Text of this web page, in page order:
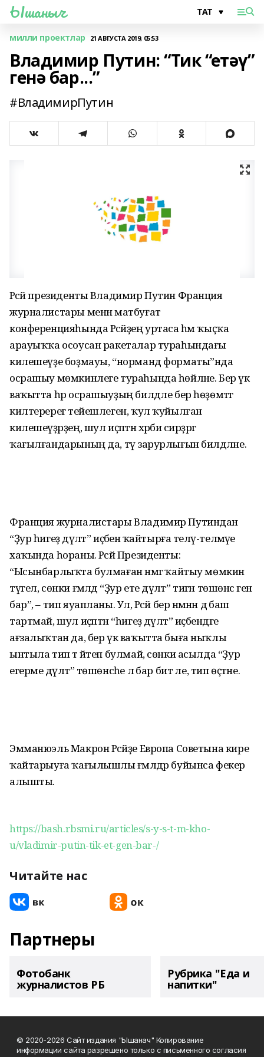
Ышаныч
милли проектлар 21 АВГУСТА 2019, 05:53
Владимир Путин: “Тик “етәү”
генә бар...”
#ВладимирПутин
Рәсәй президенты Владимир Путин Франция
журналистары менән матбуғат
конференцияһында Рәсәйҙең уртаса һәм ҡыҫҡа
арауыҡҡа осоусан ракеталар тураһындағы
килешеүҙе боҙмауы, “норманд форматы”нда
осрашыу мөмкинлеге тураһында һөйләне. Бер үк
ваҡытта һәр осрашыуҙың билдәле бер һөҙөмтәгә
килтеререгә тейешлеген, ҡул ҡуйылған
килешеүҙәрҙең, шул иҫәптән хәрби әсирҙәргә
ҡағылғандарының да, тәү зарурлығын билдәләне.
Франция журналистары Владимир Путиндан
“Ҙур һигеҙ дәүләт” иҫәбенә ҡайтырға теләү-теләмәүе
хаҡында һораны. Рәсәй Президенты:
“Ысынбарлыҡта булмаған нәмәгә ҡайтыу мөмкин
түгел, сөнки ғәмәлдә “Ҙур ете дәүләт” тигән төшөнсә генә
бар”, – тип яуапланы. Ул, Рәсәй бер нәмәнән дә баш
тартмай, шул иҫәптән “һигеҙ дәүләт” иҫәбендәге
ағзалыҡтан да, бер үк ваҡытта быға ныҡлы
ынтыла тип тә әйтеп булмай, сөнки асылда “Ҙур
егерме дәүләт” төшөнсәһе лә бар бит әле, тип өҫтәне.
Эмманюэль Макрон Рәсәйҙе Европа Советына кире
ҡайтарыуға ҡағылышлы ғәмәлдәр буйынса фекер
алышты.
https://bash.rbsmi.ru/articles/s-y-s-t-m-kho-
u/vladimir-putin-tik-et-gen-bar-/
Читайте нас
Партнеры
Фотобанк
журналистов РБ
Рубрика "Еда и
напитки"
© 2020-2026 Сайт издания "Ышанач" Копирование
информации сайта разрешено только с письменного согласия